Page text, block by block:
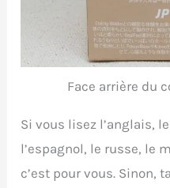
Face arrière du
Si vous lisez l’anglais,
l’espagnol, le russe, le
c’est pour vous. Sinon,